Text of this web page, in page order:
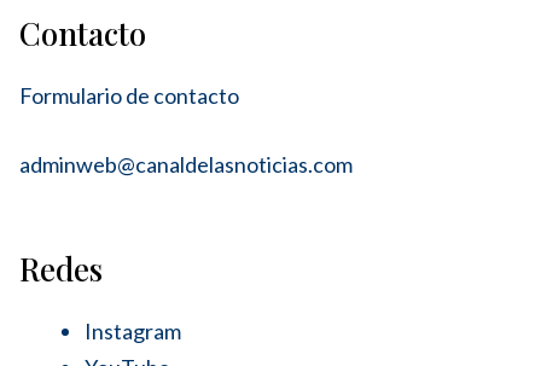
Contacto
Formulario de contacto
adminweb@canaldelasnoticias.com
Redes
Instagram